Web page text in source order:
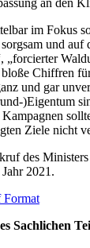
an den
im Fokus
und auf
„forcierter
Chiffren
und gar
)Eigentum
Ziele nicht
des
2021.
Format
Sachlichen